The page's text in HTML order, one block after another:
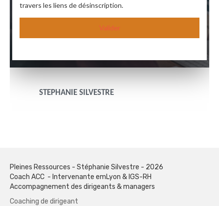
travers les liens de désinscription.
Valider
STEPHANIE SILVESTRE
Pleines Ressources - Stéphanie Silvestre - 2026
Coach ACC - Intervenante emLyon & IGS-RH
Accompagnement des dirigeants & managers
Coaching de dirigeant